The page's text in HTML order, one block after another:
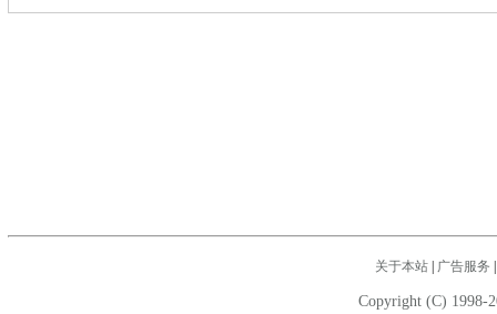
关于本站| 广告服务
Copyright (C) 1998-